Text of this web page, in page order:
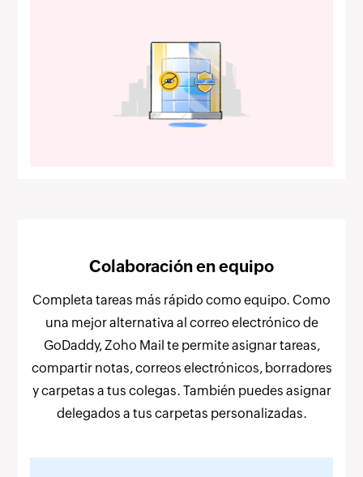
Colaboración en equipo
Completa tareas más rápido como equipo. Como
una mejor alternativa al correo electrónico de
GoDaddy, Zoho Mail te permite asignar tareas,
compartir notas, correos electrónicos, borradores
y carpetas a tus colegas. También puedes asignar
delegados a tus carpetas personalizadas.